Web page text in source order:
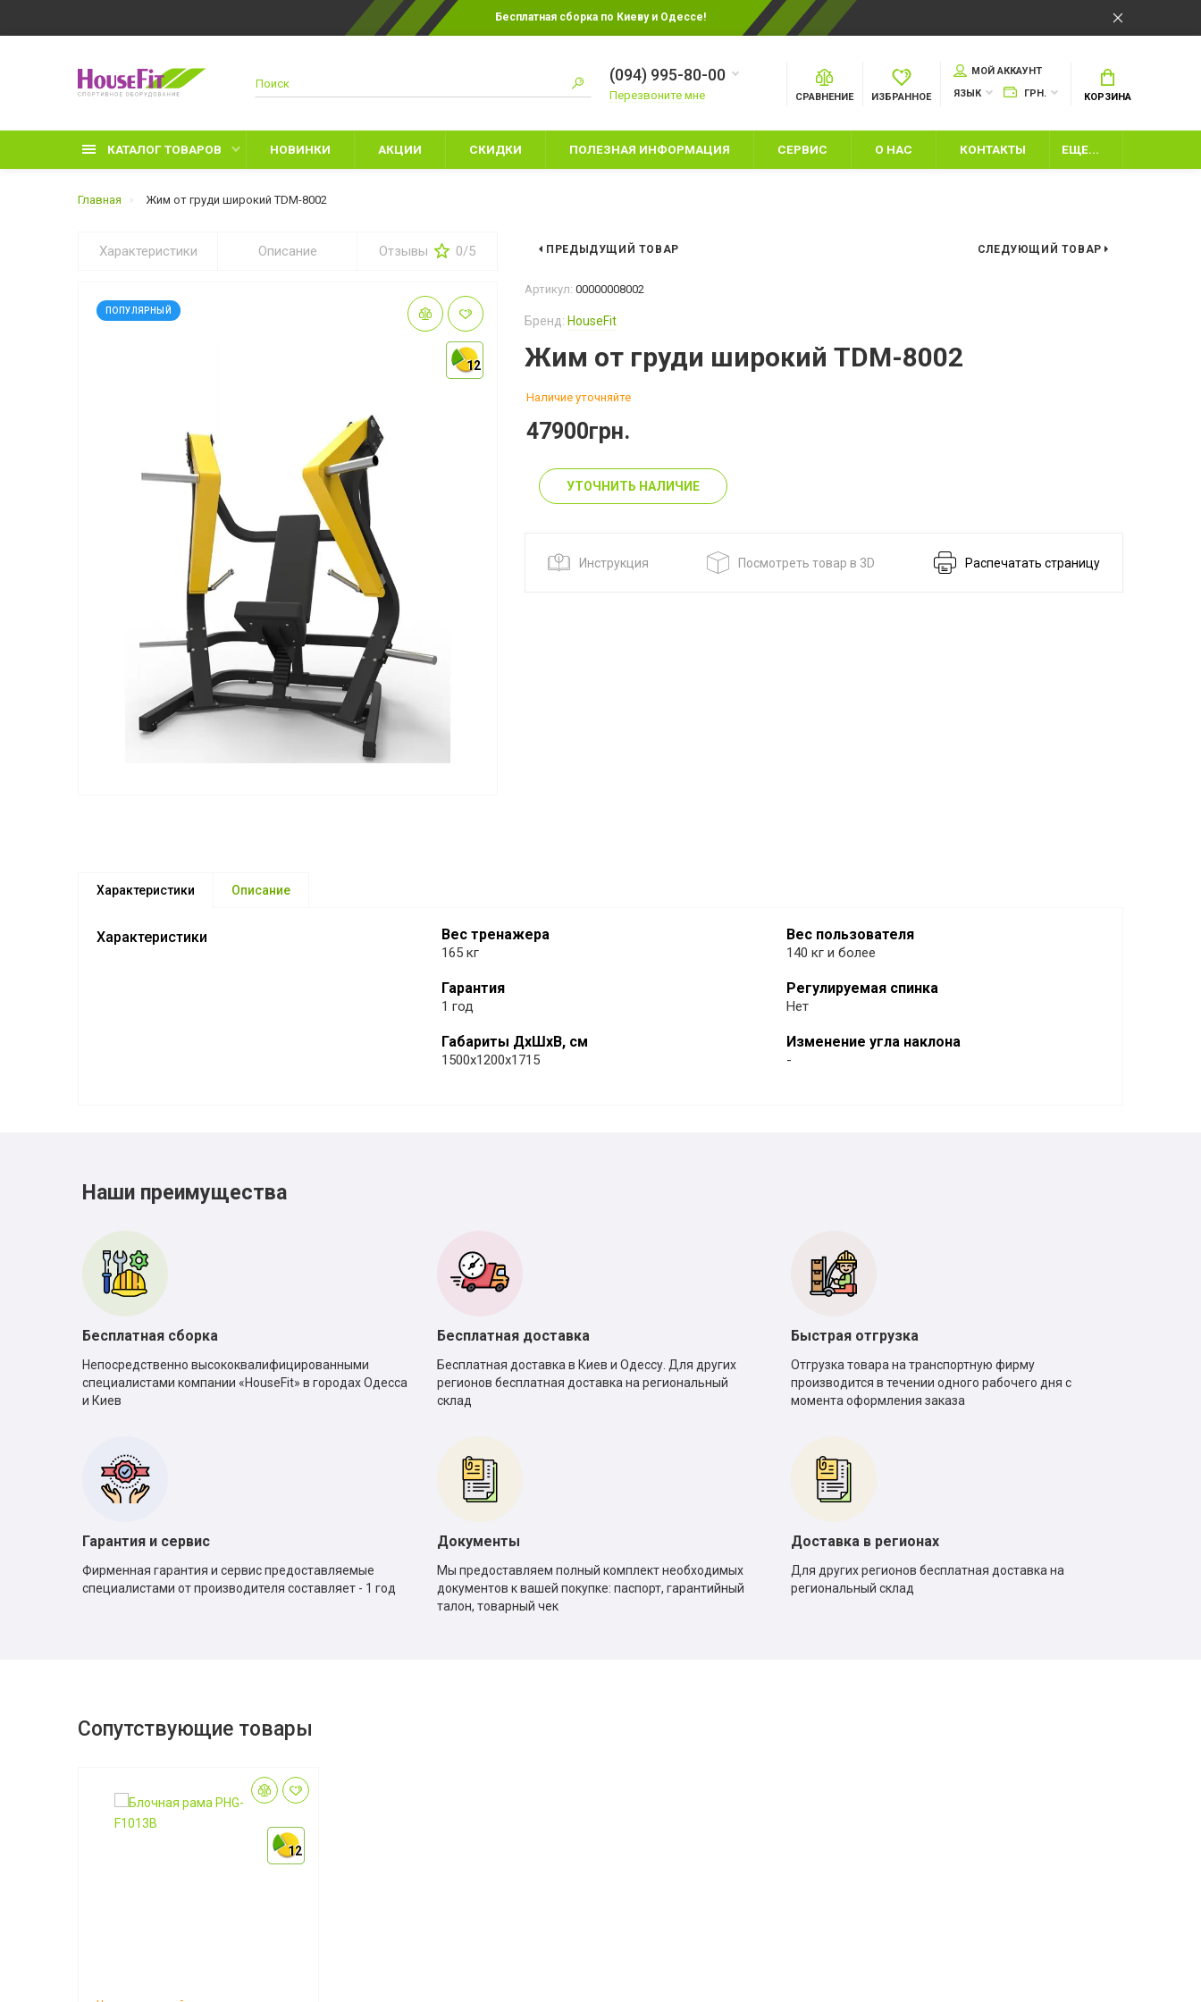
Бесплатная сборка по Киеву и Одессе!
(094) 995-80-00
Перезвоните мне СРАВНЕНИЕ ИЗБРАННОЕ
МОЙ АККАУНТ
ЯЗЫК
ГРН. КОРЗИНА
КАТАЛОГ ТОВАРОВ
ПЕРЧАТКИ
ЗАЩИТА НОГ
ПЕРЧАТКИ ДЛЯ КАРАТЕ
ПЕРЧАТКИ ДЛЯ ММА
ШЛЕМЫ
СПАЛЬНЫЕ МЕШКИ
ТУРИСТИЧЕСКИЙ ИНВЕНТАРЬ
НОВИНКИ АКЦИИ СКИДКИ ПОЛЕЗНАЯ ИНФОРМАЦИЯ СЕРВИС О НАС КОНТАКТЫ ЕЩЕ...
Главная Жим от груди широкий TDM-8002
Характеристики Описание Отзывы 0/5
12
12
ПОПУЛЯРНЫЙ
ПРЕДЫДУЩИЙ ТОВАР СЛЕДУЮЩИЙ ТОВАР
Артикул: 00000008002
Бренд: HouseFit
Жим от груди широкий TDM-8002
Наличие уточняйте
47900грн.
УТОЧНИТЬ НАЛИЧИЕ
Инструкция Посмотреть товар в 3D Распечатать страницу
Характеристики Описание
Характеристики Вес тренажера
165 кг
Гарантия
1 год
Габариты ДхШхВ, см
1500x1200x1715
Вес пользователя
140 кг и более
Регулируемая спинка
Нет
Изменение угла наклона
-
Наши преимущества
Бесплатная сборка
Непосредственно высококвалифицированными
специалистами компании «HouseFit» в городах Одесса
и Киев
Бесплатная доставка
Бесплатная доставка в Киев и Одессу. Для других
регионов бесплатная доставка на региональный
склад
Быстрая отгрузка
Отгрузка товара на транспортную фирму
производится в течении одного рабочего дня с
момента оформления заказа
Гарантия и сервис
Фирменная гарантия и сервис предоставляемые
специалистами от производителя составляет - 1 год
Документы
Мы предоставляем полный комплект необходимых
документов к вашей покупке: паспорт, гарантийный
талон, товарный чек
Доставка в регионах
Для других регионов бесплатная доставка на
региональный склад
Сопутствующие товары
12
12